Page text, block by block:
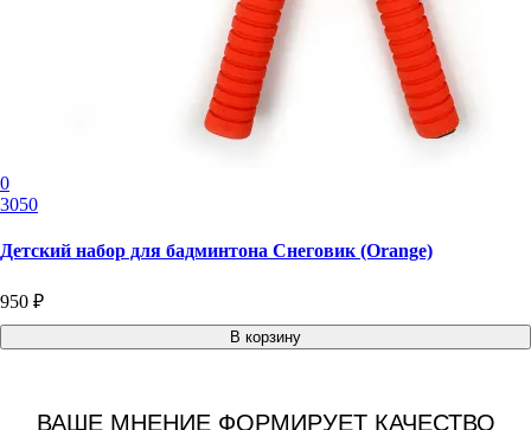
0
3050
Детский набор для бадминтона Снеговик (Orange)
950 ₽
В корзину
ВАШЕ МНЕНИЕ ФОРМИРУЕТ КАЧЕСТВО